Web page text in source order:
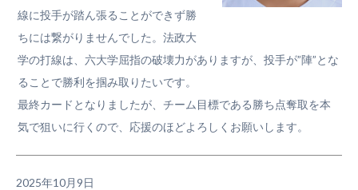
線に投手が踏ん張ることができず勝
ちには繋がりませんでした。法政大
学の打線は、六大学屈指の破壊力がありますが、投手が”陣”とな
ることで勝利を掴み取りたいです。
最終カードとなりましたが、チーム目標である勝ち点奪取を本
気で狙いに行くので、応援のほどよろしくお願いします。
2025年10月9日